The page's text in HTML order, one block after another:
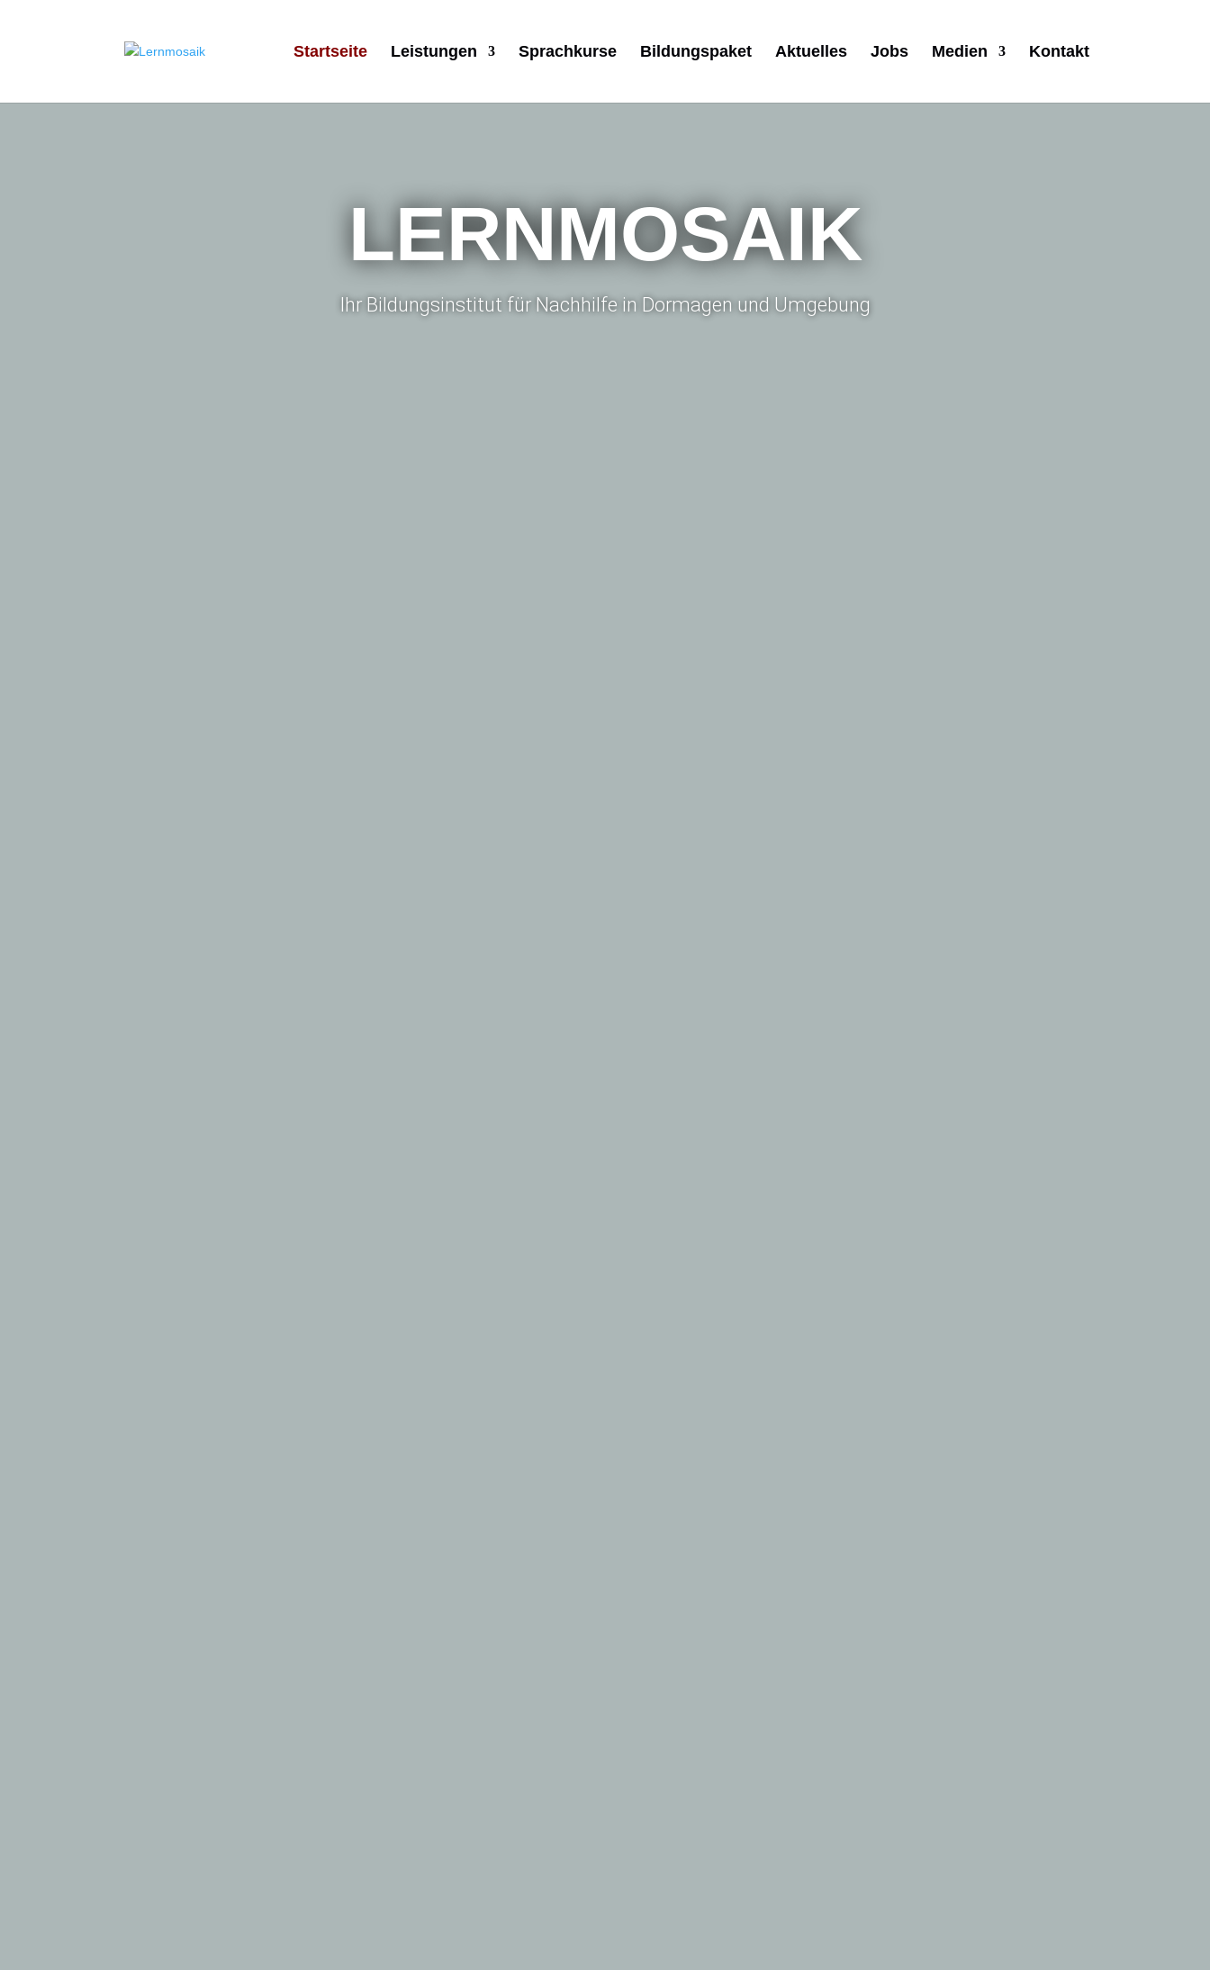
Startseite Leistungen Sprachkurse Bildungspaket Aktuelles Jobs Medien Kontakt
LERNMOSAIK
Ihr Bildungsinstitut für Nachhilfe in Dormagen und Umgebung